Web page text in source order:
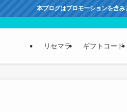
本ブログはプロモーションを含み
リセマラ ギフトコード